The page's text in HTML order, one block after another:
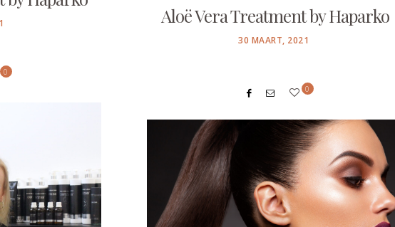
0
Aloë Vera Treatment by Haparko
POSTED
30 MAART, 2021
0